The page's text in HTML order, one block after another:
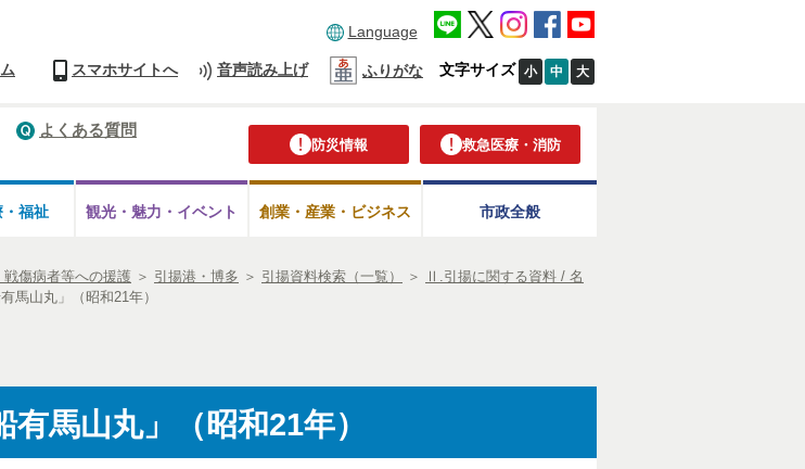
Language
スマホサイトへ 音声読み上げ ふりがな 文字サイズ 小 中 大
防災情報 救急医療・消防
よくある質問
福祉 観光・魅力・ イベント 創業・産業・ビジネス 市政全般
戦傷病者等への援護 ＞ 引揚港・博多 ＞ 引揚資料検索（一覧） ＞
Ⅱ.引揚に関する資料 / 名
馬山丸」（昭和21年）
馬山丸」（昭和21年）